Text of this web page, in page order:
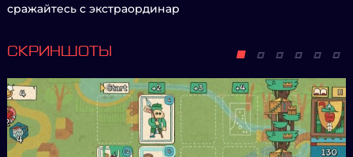
сражайтесь с экстраординар
СКРИНШОТЫ